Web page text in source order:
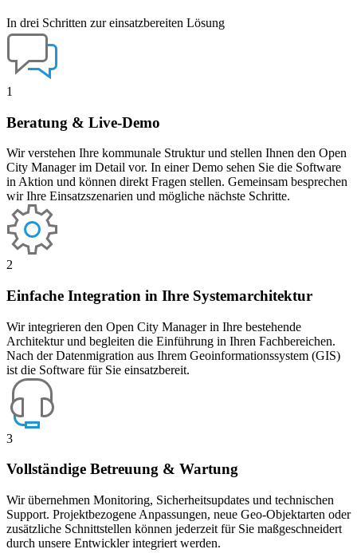
In drei Schritten zur einsatzbereiten Lösung
1
Beratung & Live-Demo
Wir verstehen Ihre kommunale Struktur und stellen Ihnen den Open
City Manager im Detail vor. In einer Demo sehen Sie die Software
in Aktion und können direkt Fragen stellen. Gemeinsam besprechen
wir Ihre Einsatzszenarien und mögliche nächste Schritte.
2
Einfache Integration in Ihre Systemarchitektur
Wir integrieren den Open City Manager in Ihre bestehende
Architektur und begleiten die Einführung in Ihren Fachbereichen.
Nach der Datenmigration aus Ihrem Geoinformationssystem (GIS)
ist die Software für Sie einsatzbereit.
3
Vollständige Betreuung & Wartung
Wir übernehmen Monitoring, Sicherheitsupdates und technischen
Support. Projektbezogene Anpassungen, neue Geo-Objektarten oder
zusätzliche Schnittstellen können jederzeit für Sie maßgeschneidert
durch unsere Entwickler integriert werden.